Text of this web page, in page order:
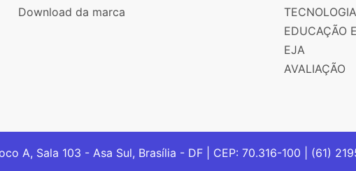
Download da marca
TECNOLOGIA
EDUCAÇÃO
EJA
AVALIAÇÃO
A, Sala 103 - Asa Sul, Brasília - DF | CEP: 70.316-100 | (61)